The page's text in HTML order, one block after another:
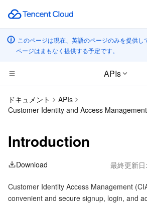
このページは現在、英語のページのみを提供し
ページはまもなく提供する予定です。
APIs
CDN とエッジ プラットフォーム
Tencent Cloud EdgeOne
Content Delivery Network
Enterprise Content Delivery Network
Anti-DDoS
コンピューティング
Cloud Virtual Machine
Tencent Cloud Lighthouse
BM Cloud Physical Machine
高性能コンピューティング
Batch Compute
Hyper Computing Cluster
エッジコンピューティング
Edge Computing Machine
コンテナ
ドキュメント
APIs
Customer Identity and Access Management
Introduction
Download 最終更新日:
Customer Identity Access Management
convenient and secure signup, login, and